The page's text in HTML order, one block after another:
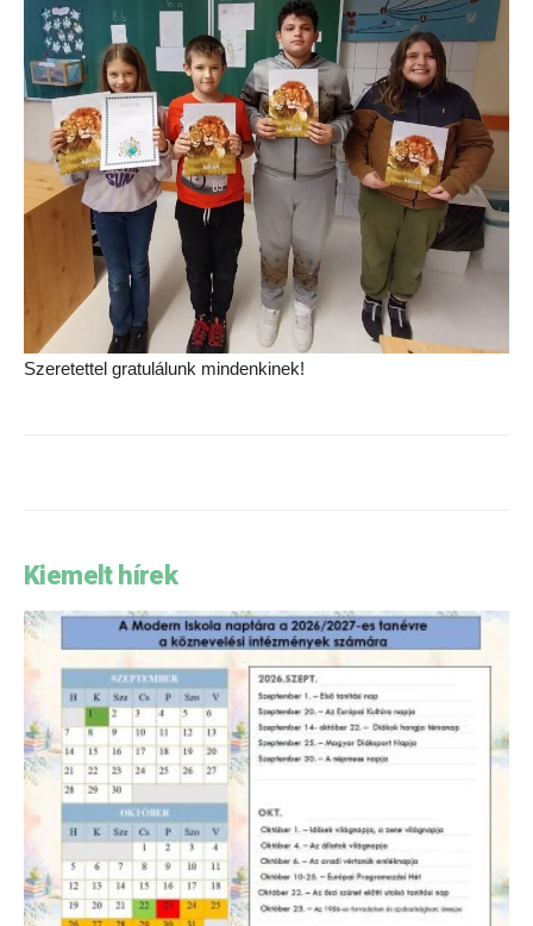
Szeretettel gratulálunk mindenkinek!
Kiemelt hírek